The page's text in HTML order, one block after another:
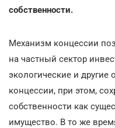
собственности.
Механизм концессии
на частный сектор
экологические и другие
концессии, при этом,
собственности как
имущество. В то же